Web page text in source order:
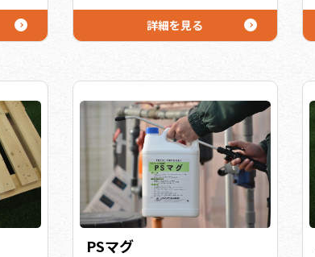
に
は2号、キュウリは3号を使用）
粉状で極端に水に溶けやすくコ
詳細を見る
PSマグ